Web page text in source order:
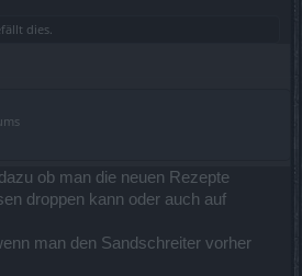
dies.
ob man die neuen Rezepte
droppen kann oder auch auf
man den Sandschreiter vorher